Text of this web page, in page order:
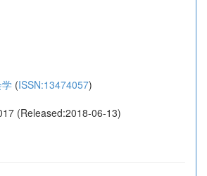
(ISSN:13474057)
(Released:2018-06-13)